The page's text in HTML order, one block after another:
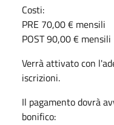
Costi:
PRE 70,00 € mensili
POST 90,00 € mensili
Verrà attivato con
iscrizioni.
Il pagamento dovrà
bonifico: